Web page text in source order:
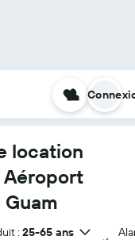
location
Aéroport
: 25-65 ans